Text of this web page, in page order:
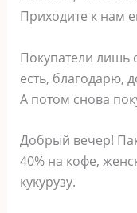
Приходите к нам
Покупатели лишь
есть, благодарю,
А потом снова
Добрый вечер!
40% на кофе,
кукурузу.